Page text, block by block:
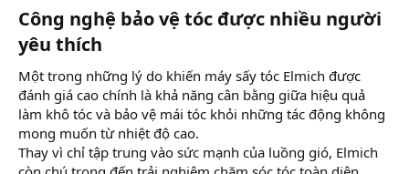
Công nghệ bảo vệ tóc được nhiều người
yêu thích​
Một trong những lý do khiến máy sấy tóc Elmich được
đánh giá cao chính là khả năng cân bằng giữa hiệu quả
làm khô tóc và bảo vệ mái tóc khỏi những tác động không
mong muốn từ nhiệt độ cao.
Thay vì chỉ tập trung vào sức mạnh của luồng gió, Elmich